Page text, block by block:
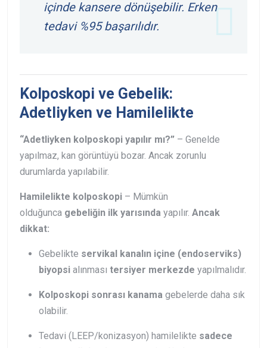
içinde kansere dönüşebilir. Erken
tedavi %95 başarılıdır.
Kolposkopi ve Gebelik:
Adetliyken ve Hamilelikte
“Adetliyken kolposkopi yapılır mı?” – Genelde
yapılmaz, kan görüntüyü bozar. Ancak zorunlu
durumlarda yapılabilir.
Hamilelikte kolposkopi – Mümkün
olduğunca gebeliğin ilk yarısında yapılır. Ancak
dikkat:
Gebelikte servikal kanalın içine (endoserviks)
biyopsi alınması tersiyer merkezde yapılmalıdır.
Kolposkopi sonrası kanama gebelerde daha sık
olabilir.
Tedavi (LEEP/konizasyon) hamilelikte sadece